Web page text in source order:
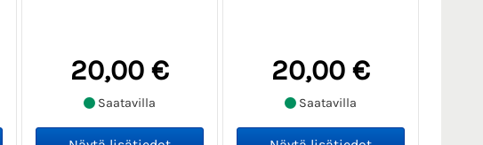
20,00 €
Saatavilla
20,00 €
Saatavilla